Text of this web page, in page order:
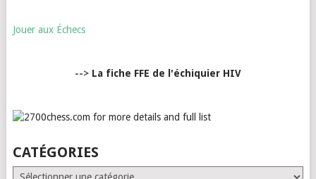
Jouer aux Échecs
--> La fiche FFE de l'échiquier HIV
CATÉGORIES
Catégories